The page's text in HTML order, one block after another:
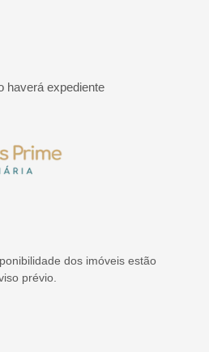
haverá expediente
dos imóveis estão
prévio.